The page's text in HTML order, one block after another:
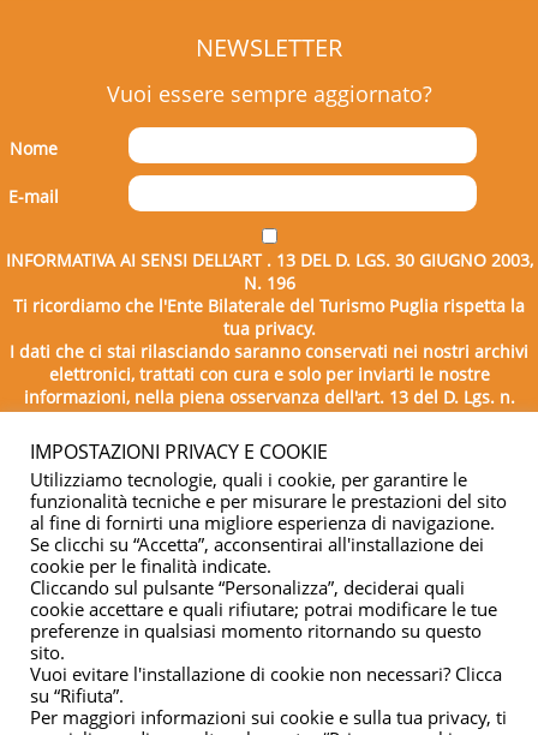
NEWSLETTER
Vuoi essere sempre aggiornato?
Nome
E-mail
INFORMATIVA AI SENSI DELL’ART . 13 DEL D. LGS. 30 GIUGNO 2003,
N. 196
Ti ricordiamo che l'Ente Bilaterale del Turismo Puglia rispetta la
tua privacy.
I dati che ci stai rilasciando saranno conservati nei nostri archivi
elettronici, trattati con cura e solo per inviarti le nostre
informazioni, nella piena osservanza dell'art. 13 del D. Lgs. n.
196/2003.
Copyright © 2026 - Ente Bilaterale del Turismo Puglia - C.F.
IMPOSTAZIONI PRIVACY E COOKIE
Utilizziamo tecnologie, quali i cookie, per garantire le
funzionalità tecniche e per misurare le prestazioni del sito
al fine di fornirti una migliore esperienza di navigazione.
Se clicchi su “Accetta”, acconsentirai all'installazione dei
cookie per le finalità indicate.
Cliccando sul pulsante “Personalizza”, deciderai quali
cookie accettare e quali rifiutare; potrai modificare le tue
preferenze in qualsiasi momento ritornando su questo
sito.
Vuoi evitare l'installazione di cookie non necessari? Clicca
su “Rifiuta”.
Per maggiori informazioni sui cookie e sulla tua privacy, ti